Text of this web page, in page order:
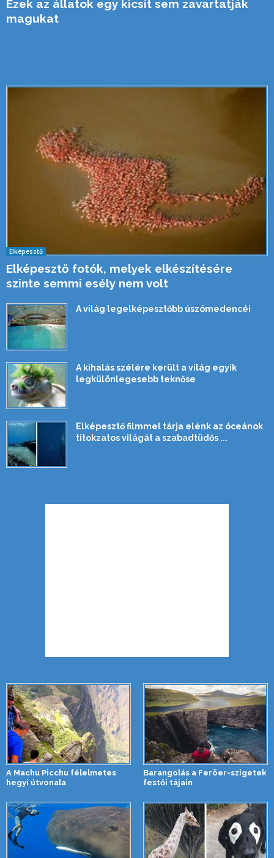
Ezek az állatok egy kicsit sem zavartatják
magukat
Elképesztő
Elképesztő fotók, melyek elkészítésére
szinte semmi esély nem volt
A világ legelképesztőbb úszómedencéi
A kihalás szélére került a világ egyik
legkülönlegesebb teknőse
Elképesztő filmmel tárja elénk az óceánok
titokzatos világát a szabadtüdős ...
A Machu Picchu félelmetes
hegyi útvonala
Barangolás a Feröer-szigetek
festői tájain